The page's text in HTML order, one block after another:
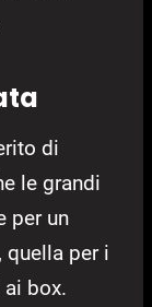
di
le grandi
per un
quella per i
box.